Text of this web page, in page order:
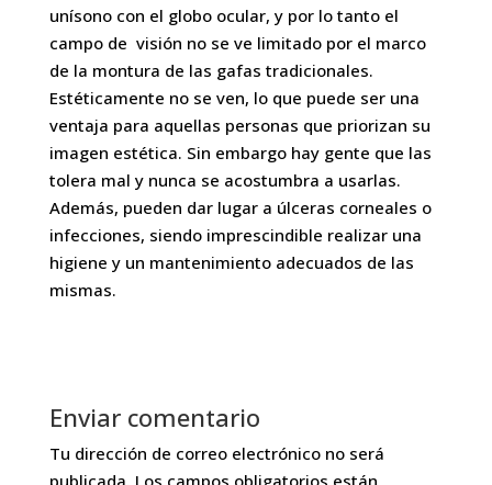
unísono con el globo ocular, y por lo tanto el
campo de visión no se ve limitado por el marco
de la montura de las gafas tradicionales.
Estéticamente no se ven, lo que puede ser una
ventaja para aquellas personas que priorizan su
imagen estética. Sin embargo hay gente que las
tolera mal y nunca se acostumbra a usarlas.
Además, pueden dar lugar a úlceras corneales o
infecciones, siendo imprescindible realizar una
higiene y un mantenimiento adecuados de las
mismas.
Enviar comentario
Tu dirección de correo electrónico no será
publicada. Los campos obligatorios están